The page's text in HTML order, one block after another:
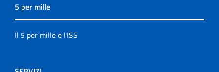
5 per mille
Il 5 per mille e l'ISS